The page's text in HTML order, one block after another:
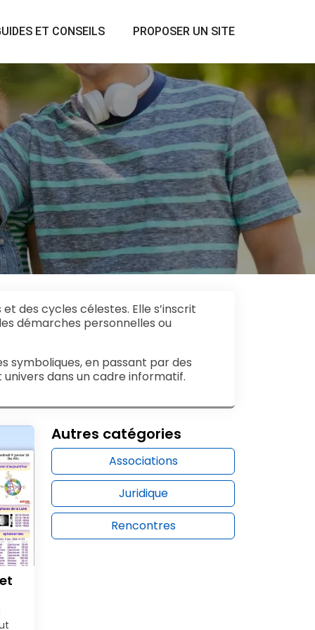
ET CONSEILS PROPOSER UN SITE
des cycles célestes. Elle s’inscrit
démarches personnelles ou
symboliques, en passant par des
dans un cadre informatif.
Autres catégories
Associations
Juridique
Rencontres